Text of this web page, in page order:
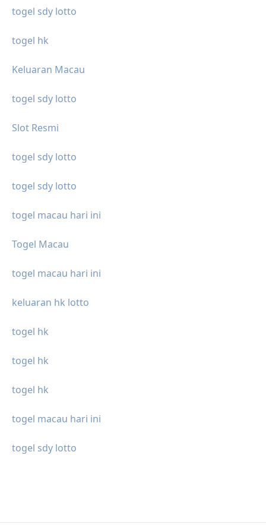
togel sdy lotto
togel hk
Keluaran Macau
togel sdy lotto
Slot Resmi
togel sdy lotto
togel sdy lotto
togel macau hari ini
Togel Macau
togel macau hari ini
keluaran hk lotto
togel hk
togel hk
togel hk
togel macau hari ini
togel sdy lotto